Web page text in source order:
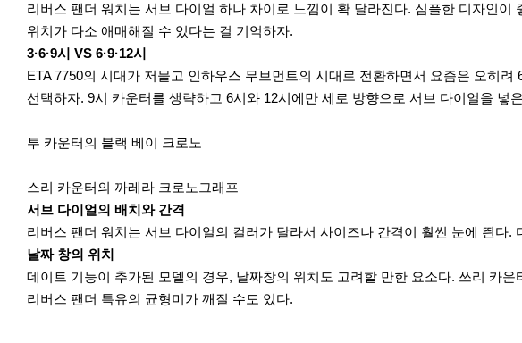
리버스 팬더 워치는 서브 다이얼 하나 차이로 느낌이 확 달라진다. 심플한 디자인
위치가 다소 애매해질 수 있다는 걸 기억하자.
3·6·9시 VS 6·9·12시
ETA 7750의 시대가 저물고 인하우스 무브먼트의 시대로 전환하면서 요즘은 오히
선택하자. 9시 카운터를 생략하고 6시와 12시에만 세로 방향으로 서브 다이얼을 넣
투 카운터의 블랙 베이 크로노
스리 카운터의 까레라 크로노그래프
서브 다이얼의 배치와 간격
리버스 팬더 워치는 서브 다이얼의 컬러가 달라서 사이즈나 간격이 훨씬 눈에 띈
날짜 창의 위치
데이트 기능이 추가된 모델의 경우, 날짜창의 위치도 고려할 만한 요소다. 쓰리 카
리버스 팬더 특유의 균형미가 깨질 수도 있다.